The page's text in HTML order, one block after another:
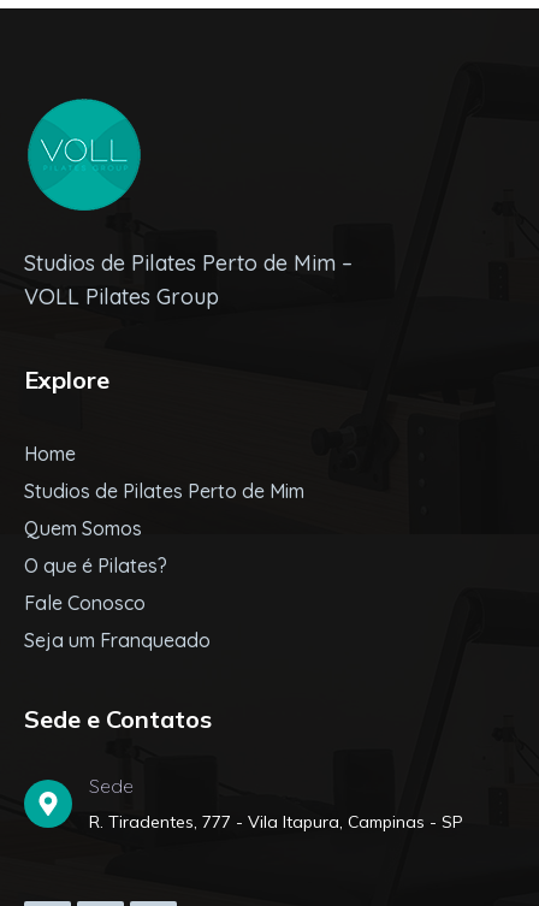
Studios de Pilates Perto de Mim –
VOLL Pilates Group
Explore
Home
Studios de Pilates Perto de Mim
Quem Somos
O que é Pilates?
Fale Conosco
Seja um Franqueado
Sede e Contatos
Sede
R. Tiradentes, 777 - Vila Itapura, Campinas - SP